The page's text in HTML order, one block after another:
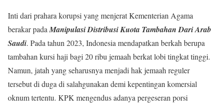
Inti dari prahara korupsi yang menjerat Kementerian Agama
berakar pada Manipulasi Distribusi Kuota Tambahan Dari Arab
Saudi. Pada tahun 2023, Indonesia mendapatkan berkah berupa
tambahan kursi haji bagi 20 ribu jemaah berkat lobi tingkat tinggi.
Namun, jatah yang seharusnya menjadi hak jemaah reguler
tersebut di duga di salahgunakan demi kepentingan komersial
oknum tertentu. KPK mengendus adanya pergeseran porsi